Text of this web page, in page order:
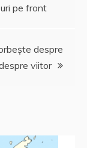
pe front
despre
viitor